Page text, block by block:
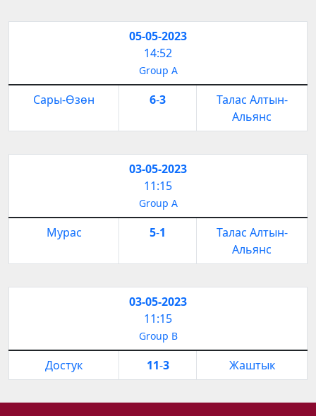
05-05-2023
14:52
Group A
Сары-Өзөн 6-3
Талас Алтын-
Альянс
03-05-2023
11:15
Group A
Мурас 5-1
Талас Алтын-
Альянс
03-05-2023
11:15
Group B
Достук 11-3 Жаштык